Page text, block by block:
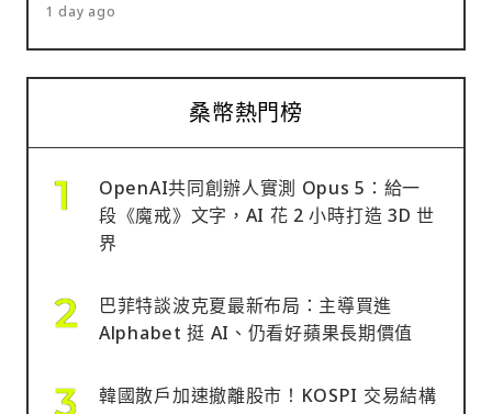
1 day ago
桑幣熱門榜
OpenAI共同創辦人實測 Opus 5：給一
段《魔戒》文字，AI 花 2 小時打造 3D 世
界
巴菲特談波克夏最新布局：主導買進
Alphabet 挺 AI、仍看好蘋果長期價值
韓國散戶加速撤離股市！KOSPI 交易結構